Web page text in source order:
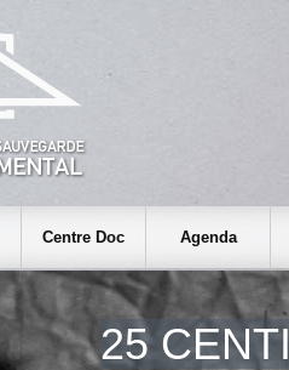
Centre Doc Agenda
25